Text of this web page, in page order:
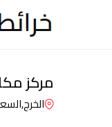
مركز
الخرج,